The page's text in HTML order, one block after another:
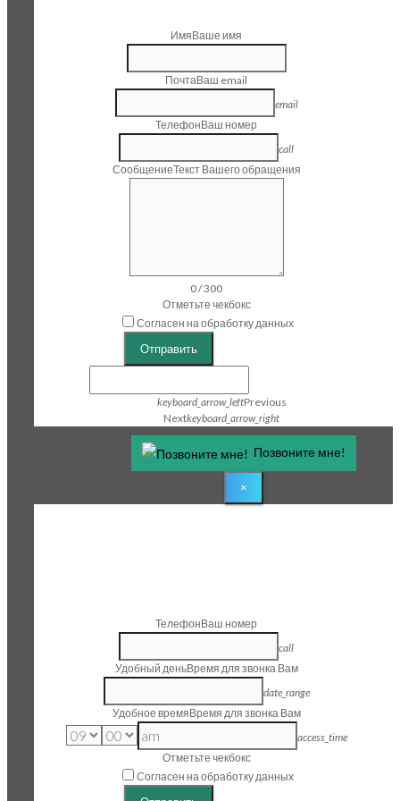
ИмяВаше имя
ПочтаВаш email
email
ТелефонВаш номер
call
СообщениеТекст Вашего обращения
0/300
Отметьте чекбокс
Согласен на обработку данных
Отправить
keyboard_arrow_leftPrevious
Nextkeyboard_arrow_right
Позвоните мне!
×
ТелефонВаш номер
call
Удобный деньВремя для звонка Вам
date_range
Удобное времяВремя для звонка Вам
access_time
Отметьте чекбокс
Согласен на обработку данных